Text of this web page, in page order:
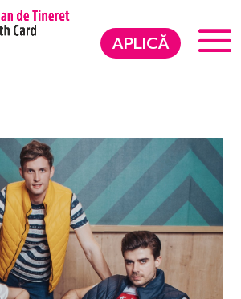
APLICĂ